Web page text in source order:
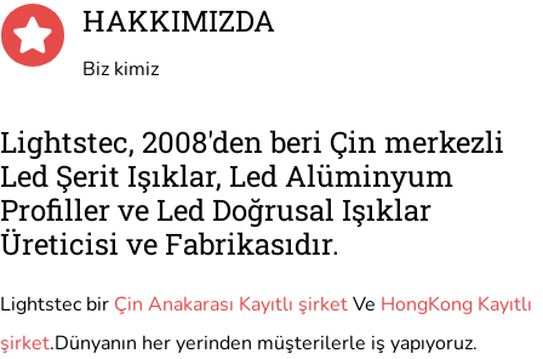
HAKKIMIZDA
Biz kimiz
Lightstec, 2008'den beri Çin merkezli
Led Şerit Işıklar, Led Alüminyum
Profiller ve Led Doğrusal Işıklar
Üreticisi ve Fabrikasıdır.
Lightstec bir Çin Anakarası Kayıtlı şirketVe HongKong Kayıtlı
şirket.Dünyanın her yerinden müşterilerle iş yapıyoruz.